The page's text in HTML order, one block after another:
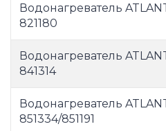
Водонагреватель
821180
Водонагреватель
841314
Водонагреватель
851334/851191